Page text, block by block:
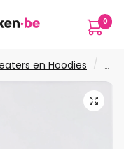
0
en Hoodies /
🔍